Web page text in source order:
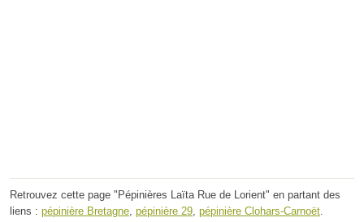
Retrouvez cette page "Pépinières Laïta Rue de Lorient" en partant des
liens : pépinière Bretagne pépinière 29 pépinière Clohars-Carnoët